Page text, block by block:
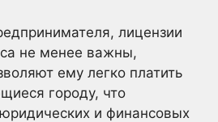
лицензии
не менее важны,
ему легко платить
городу, что
и финансовых